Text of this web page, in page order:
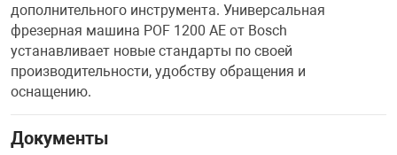
дополнительного инструмента. Универсальная
фрезерная машина POF 1200 AE от Bosch
устанавливает новые стандарты по своей
производительности, удобству обращения и
оснащению.
Документы